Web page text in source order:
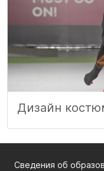
Дизайн
Сведения об